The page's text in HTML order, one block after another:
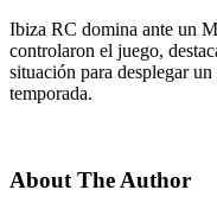
Ibiza RC domina ante un
controlaron el juego,
situación para desplegar
temporada.
About The Author